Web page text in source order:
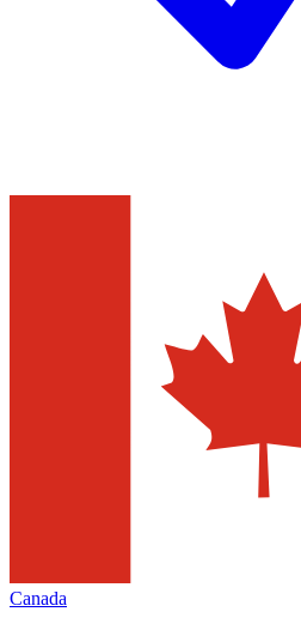
Canada